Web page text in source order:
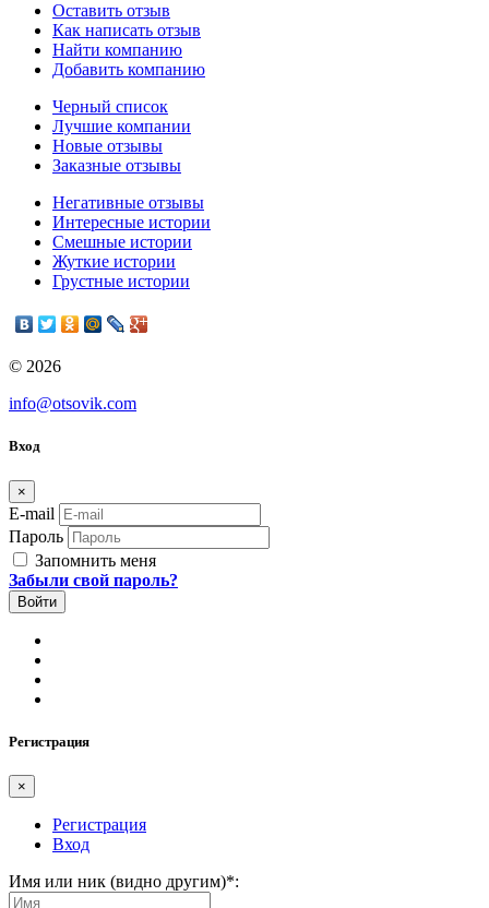
Оставить отзыв
Как написать отзыв
Найти компанию
Добавить компанию
Черный список
Лучшие компании
Новые отзывы
Заказные отзывы
Негативные отзывы
Интересные истории
Смешные истории
Жуткие истории
Грустные истории
© 2026
info@otsovik.com
Вход
×
E-mail
Пароль
Запомнить меня
Забыли свой пароль?
Регистрация
×
Регистрация
Вход
Имя или ник (видно другим)*: